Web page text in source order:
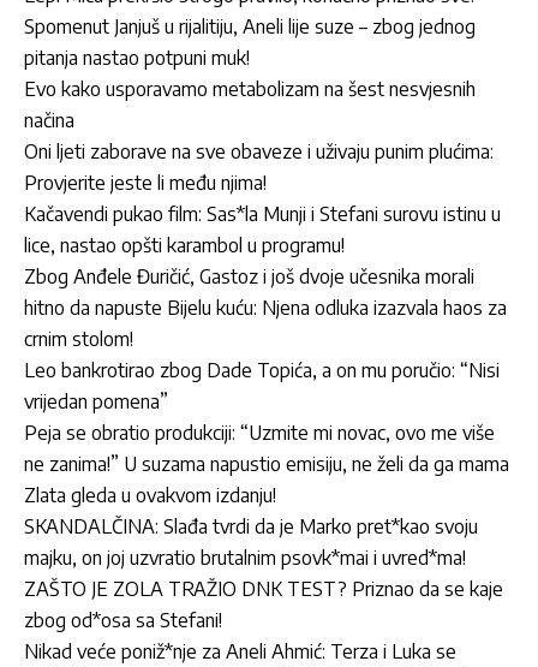
Spomenut Janjuš u rijalitiju, Aneli lije suze – zbog jednog
pitanja nastao potpuni muk!
Evo kako usporavamo metabolizam na šest nesvjesnih
načina
Oni ljeti zaborave na sve obaveze i uživaju punim plućima:
Provjerite jeste li među njima!
Kačavendi pukao film: Sas*la Munji i Stefani surovu istinu u
lice, nastao opšti karambol u programu!
Zbog Anđele Đuričić, Gastoz i još dvoje učesnika morali
hitno da napuste Bijelu kuću: Njena odluka izazvala haos za
crnim stolom!
Leo bankrotirao zbog Dade Topića, a on mu poručio: “Nisi
vrijedan pomena”
Peja se obratio produkciji: “Uzmite mi novac, ovo me više
ne zanima!” U suzama napustio emisiju, ne želi da ga mama
Zlata gleda u ovakvom izdanju!
SKANDALČINA: Slađa tvrdi da je Marko pret*kao svoju
majku, on joj uzvratio brutalnim psovk*mai i uvred*ma!
ZAŠTO JE ZOLA TRAŽIO DNK TEST? Priznao da se kaje
zbog od*osa sa Stefani!
Nikad veće poniž*nje za Aneli Ahmić: Terza i Luka se